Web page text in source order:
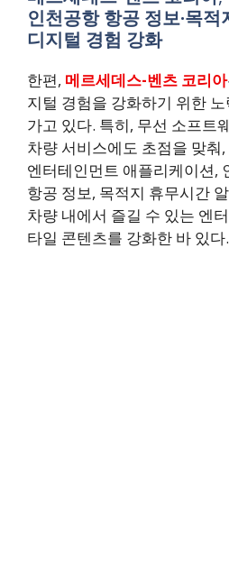
인천공항 항공 정보·목
디지털 경험 강화
한편, 메르세데스-벤츠 코리아
지털 경험을 강화하기 위한
가고 있다. 특히, 무선 소프트
차량 서비스에도 초점을 맞춰
엔터테인먼트 애플리케이션,
항공 정보, 목적지 휴무시간
차량 내에서 즐길 수 있는 엔
타일 콘텐츠를 강화한 바 있다.